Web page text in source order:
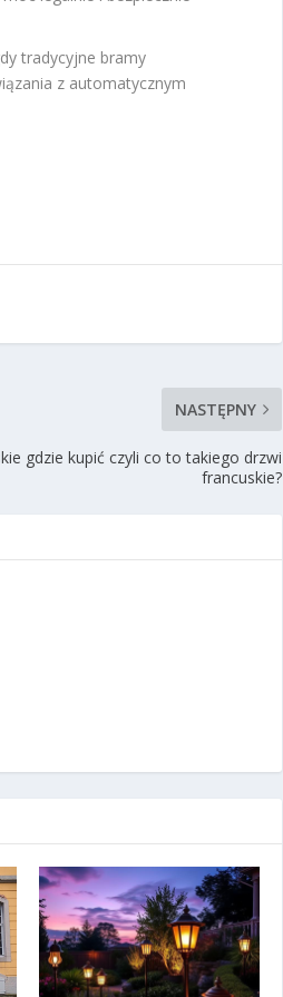
tradycyjne bramy
z automatycznym
NASTĘPNY
gdzie kupić czyli co to takiego drzwi
francuskie?